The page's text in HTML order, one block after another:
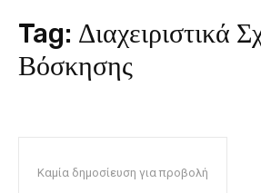
Tag: Διαχειριστικά
Βόσκησης
Καμία δημοσίευση για προβολή